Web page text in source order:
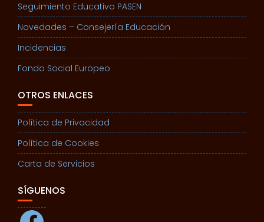
Seguimiento Educativo PASEN
Novedades – Consejería Educación
Incidencias
Fondo Social Europeo
OTROS ENLACES
Política de Privacidad
Política de Cookies
Carta de Servicios
SÍGUENOS
Facebook